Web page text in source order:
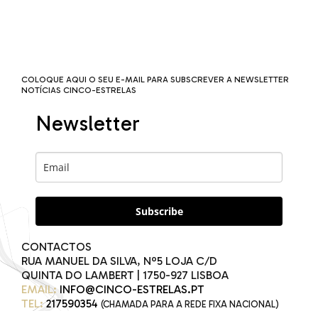
COLOQUE AQUI O SEU E-MAIL PARA SUBSCREVER A NEWSLETTER
NOTÍCIAS CINCO-ESTRELAS
Newsletter
Subscribe
CONTACTOS
RUA MANUEL DA SILVA, Nº5 LOJA C/D
QUINTA DO LAMBERT | 1750-927 LISBOA
EMAIL: INFO@CINCO-ESTRELAS.PT
TEL:217590354 (CHAMADA PARA A REDE FIXA NACIONAL)